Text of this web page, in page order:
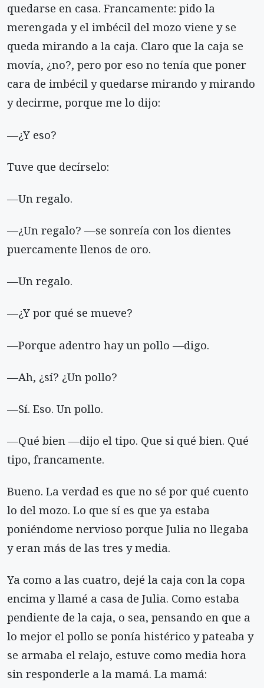
quedarse en casa. Francamente: pido la
merengada y el imbécil del mozo viene y se
queda mirando a la caja. Claro que la caja se
movía, ¿no?, pero por eso no tenía que poner
cara de imbécil y quedarse mirando y mirando
y decirme, porque me lo dijo:
—¿Y eso?
Tuve que decírselo:
—Un regalo.
—¿Un regalo? —se sonreía con los dientes
puercamente llenos de oro.
—Un regalo.
—¿Y por qué se mueve?
—Porque adentro hay un pollo —digo.
—Ah, ¿sí? ¿Un pollo?
—Sí. Eso. Un pollo.
—Qué bien —dijo el tipo. Que si qué bien. Qué
tipo, francamente.
Bueno. La verdad es que no sé por qué cuento
lo del mozo. Lo que sí es que ya estaba
poniéndome nervioso porque Julia no llegaba
y eran más de las tres y media.
Ya como a las cuatro, dejé la caja con la copa
encima y llamé a casa de Julia. Como estaba
pendiente de la caja, o sea, pensando en que a
lo mejor el pollo se ponía histérico y pateaba y
se armaba el relajo, estuve como media hora
sin responderle a la mamá. La mamá: